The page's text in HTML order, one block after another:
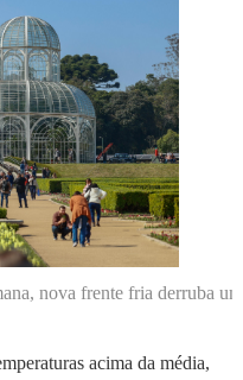
nova frente fria derruba
acima da média,